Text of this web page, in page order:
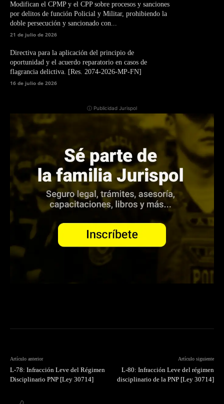
Modifican el CPMP y el CPP sobre procesos y sanciones
por delitos de función Policial y Militar, prohibiendo la
doble persecución y sancionado con...
21 de julio de 2026
Directiva para la aplicación del principio de
oportunidad y el acuerdo reparatorio en casos de
flagrancia delictiva. [Res. 2074-2026-MP-FN]
16 de julio de 2026
ⓘ Publicidad Jurispol
Artículo anterior
L-78: Infracción Leve del Régimen
Disciplinario PNP [Ley 30714]
Artículo siguiente
L-80: Infracción Leve del régimen
disciplinario de la PNP [Ley 30714]